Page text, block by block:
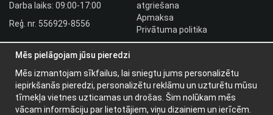
Darba laiks: 09:00-17:00
Reģ. nr. 556929-8556
atgriešana
Apmaksa
Privātuma politika
Pieslēgties
Papildu informācija
Mēs pielāgojam jūsu pieredzi
Mēs izmantojam sīkfailus, lai sniegtu jums personalizētu
iepirkšanās pieredzi, personalizētu reklāmu un uzturētu mūsu
tīmekļa vietnes uzticamas un drošas. Šim nolūkam mēs
vācam informāciju par lietotājiem, viņu dizainiem un ierīcēm.